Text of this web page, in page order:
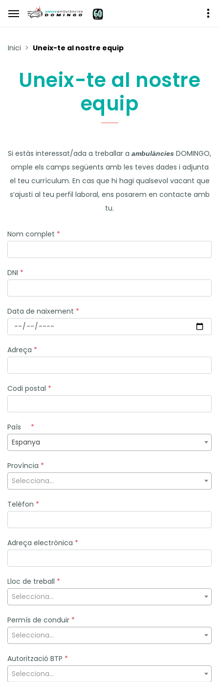
Inici Uneix-te al nostre equip
Uneix-te al nostre
equip
Si estàs interessat/ada a treballar a ambulàncies DOMINGO,
omple els camps següents amb les teves dades i adjunta
el teu currículum. En cas que hi hagi qualsevol vacant que
s’ajusti al teu perfil laboral, ens posarem en contacte amb
tu.
Nom complet *
DNI *
Data de naixement *
Adreça *
Codi postal *
País
*
Espanya
Província *
Selecciona...
Telèfon *
Adreça electrònica *
Lloc de treball *
Selecciona...
Permís de conduir *
Selecciona...
Autorització BTP *
Selecciona...